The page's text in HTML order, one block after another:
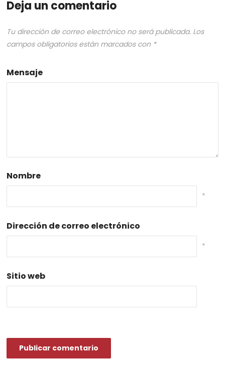
Deja un comentario
Tu dirección de correo electrónico no será publicada. Los
campos obligatorios están marcados con *
Mensaje
Nombre
*
Dirección de correo electrónico
*
Sitio web